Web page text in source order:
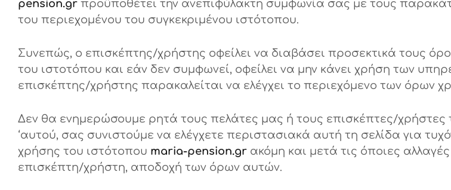
pension.gr προϋποθέτει την ανεπιφύλακτη συμφωνία σας με τους
του περιεχομένου του συγκεκριμένου ιστότοπου.
Συνεπώς, ο επισκέπτης/χρήστης οφείλει να διαβάσει προσεκτικά τους
του ιστοτόπου και εάν δεν συμφωνεί, οφείλει να μην κάνει χρήση των
επισκέπτης/χρήστης παρακαλείται να ελέγχει το περιεχόμενο των όρων
Δεν θα ενημερώσουμε ρητά τους πελάτες μας ή τους επισκέπτες/χρήστες
‘αυτού, σας συνιστούμε να ελέγχετε περιστασιακά αυτή τη σελίδα για
χρήσης του ιστότοπου maria-pension.gr ακόμη και μετά τις όποιες
επισκέπτη/χρήστη, αποδοχή των όρων αυτών.